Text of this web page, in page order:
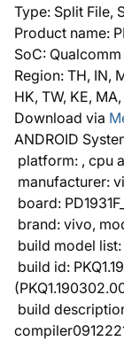
Type: Split File,
Product name:
SoC: Qualcomm
Region: TH, IN,
HK, TW, KE,
Download via
ANDROID
platform: , cpu
manufacturer:
board:
brand: vivo,
build model
build id:
build